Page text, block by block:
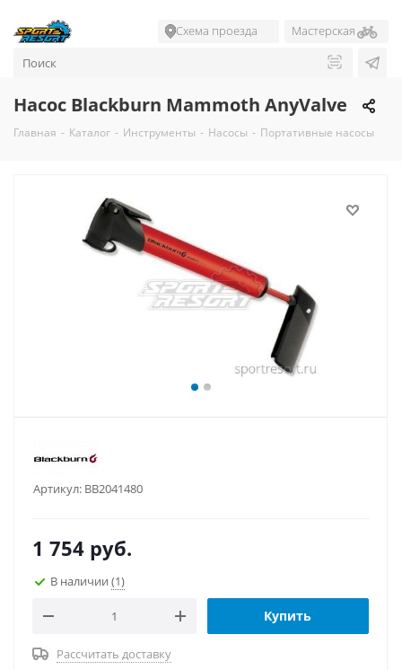
Схема проезда Мастерская
Насос Blackburn Mammoth AnyValve
Главная - Каталог - Инструменты - Насосы - Портативные насосы
Артикул: BB2041480
1 754 руб.
В наличии (1)
Купить
Рассчитать доставку